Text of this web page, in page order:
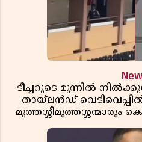
ടീച്ചറുടെ മുന്നിൽ
തായ്‌ലൻഡ്
മുത്തശ്ശീമുത്തശ്ശന്മാരും